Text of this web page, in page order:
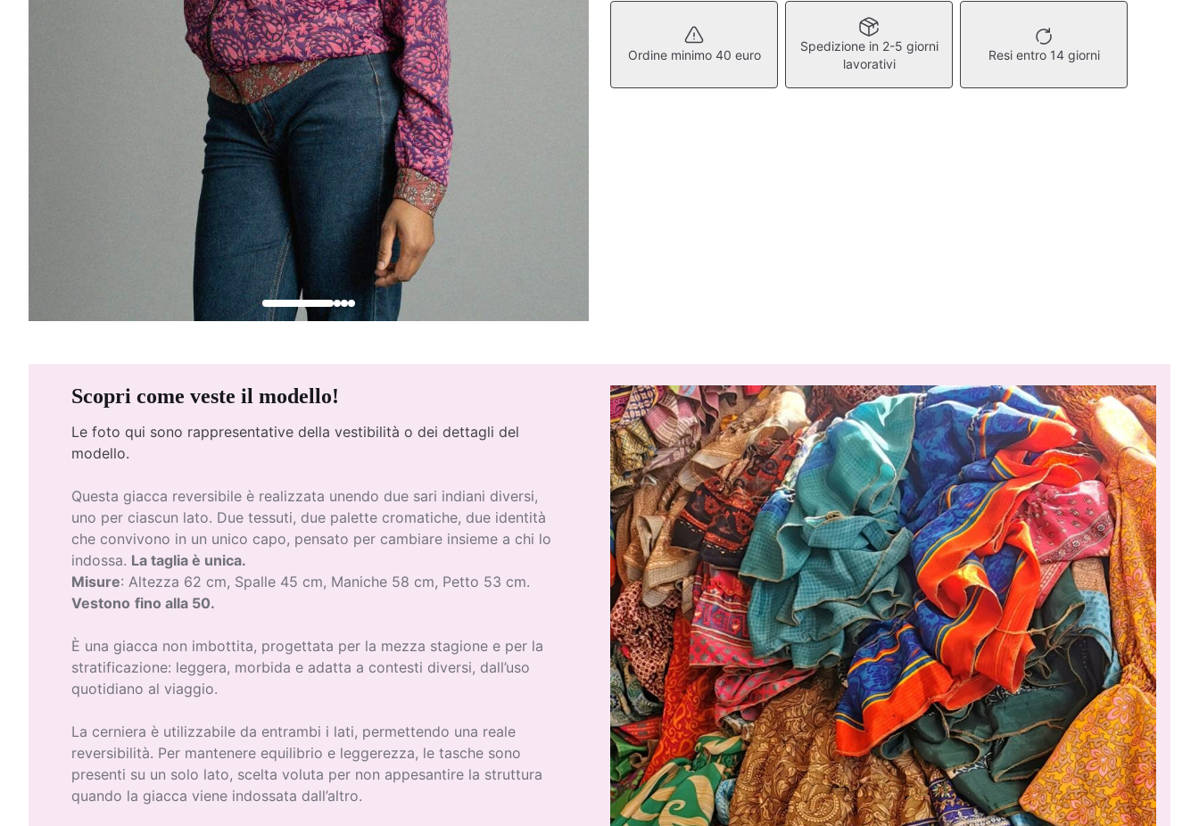
Ordine minimo 40 euro
Spedizione in 2-5 giorni
lavorativi
Resi entro 14 giorni
Scopri come veste il modello!
Le foto qui sono rappresentative della vestibilità o dei dettagli del
modello.
Questa giacca reversibile è realizzata unendo due sari indiani diversi,
uno per ciascun lato. Due tessuti, due palette cromatiche, due identità
che convivono in un unico capo, pensato per cambiare insieme a chi lo
indossa. La taglia è unica.
Misure: Altezza 62 cm, Spalle 45 cm, Maniche 58 cm, Petto 53 cm.
Vestono fino alla 50.
È una giacca non imbottita, progettata per la mezza stagione e per la
stratificazione: leggera, morbida e adatta a contesti diversi, dall’uso
quotidiano al viaggio.
La cerniera è utilizzabile da entrambi i lati, permettendo una reale
reversibilità. Per mantenere equilibrio e leggerezza, le tasche sono
presenti su un solo lato, scelta voluta per non appesantire la struttura
quando la giacca viene indossata dall’altro.